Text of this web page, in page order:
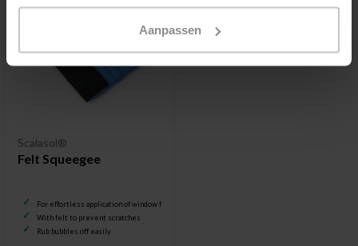
Aanpassen
Scalasol®
Felt Squeegee
For effortless application of window film
With felt to prevent scratches
Rub bubbles off easily